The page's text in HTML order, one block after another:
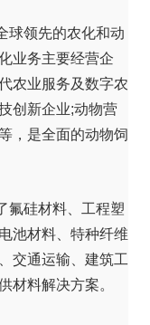
球领先的农化和动
业务主要经营企
农业服务及数字农
创新企业;动物营
，是全面的动物饲
氟硅材料、工程塑
池材料、特种纤维
交通运输、建筑工
材料解决方案。